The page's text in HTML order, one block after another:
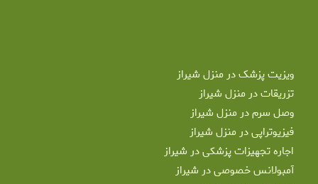
ویزیت پزشک در منزل شیراز
تزریقات در منزل شیراز
وصل سرم در منزل شیراز
فیزیوتراپی در منزل شیراز
اجاره تجهیزات پزشکی در شیراز
آمبولانس خصوصی در شیراز